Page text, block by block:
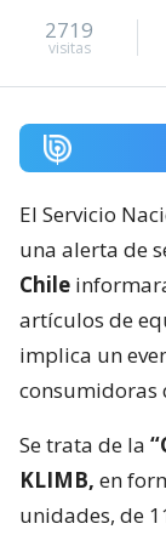
2719
visitas
El Servicio
una alerta de
Chile
artículos de
implica un
consumidoras
Se trata de la
KLIMB, en
unidades, de